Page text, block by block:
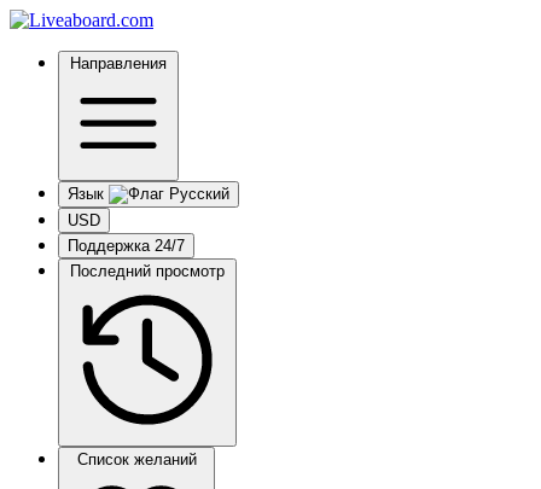
Направления
Язык
USD
Поддержка 24/7
Последний просмотр
Список желаний